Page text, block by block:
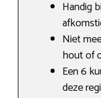
Handig
Niet
hout of
Een 6
deze